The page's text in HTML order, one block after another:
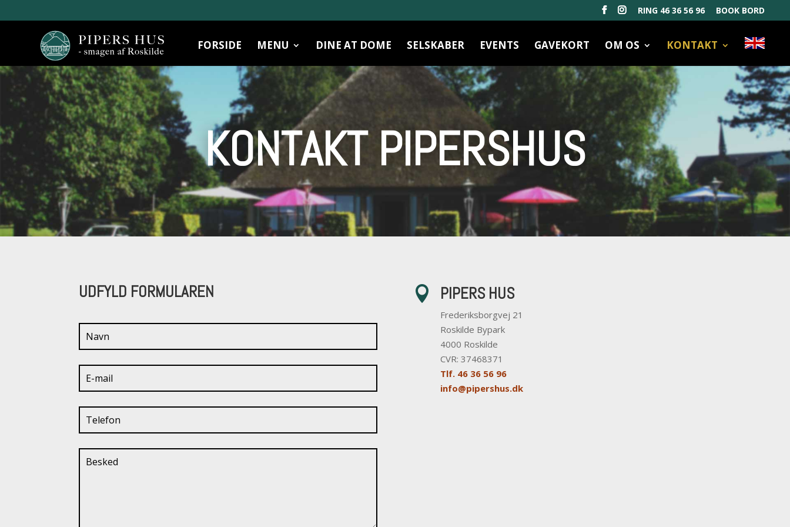
RING 46 36 56 96 BOOK BORD
FORSIDE MENU DINE AT DOME SELSKABER EVENTS GAVEKORT OM OS KONTAKT
KONTAKT PIPERSHUS
UDFYLD FORMULAREN  PIPERS HUS
Frederiksborgvej 21
Roskilde Bypark
4000 Roskilde
CVR: 37468371
Tlf. 46 36 56 96
info@pipershus.dk